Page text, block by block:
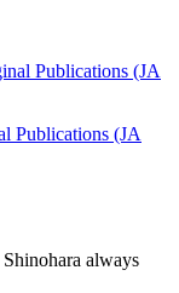
Publications (JA
always